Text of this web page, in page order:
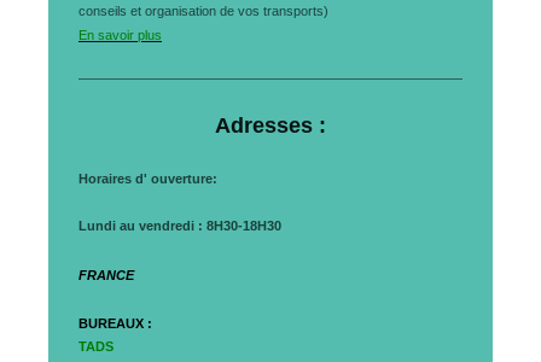
conseils et organisation de vos transports)
En savoir plus
Adresses :
Horaires d' ouverture:
Lundi au vendredi : 8H30-18H30
FRANCE
BUREAUX :
TADS